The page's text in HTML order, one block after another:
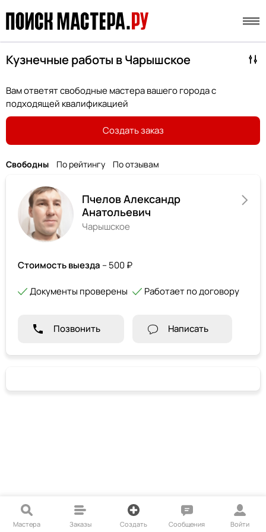
Кузнечные работы в Чарышское
Вам ответят свободные мастера вашего города с
подходящей квалификацией
Создать заказ
Свободны По рейтингу По отзывам
Пчелов Александр
Анатольевич
Чарышское
Стоимость выезда – 500 ₽
Документы проверены Работает по договору
Позвонить Написать
Мастера Заказы Создать Сообщения Войти